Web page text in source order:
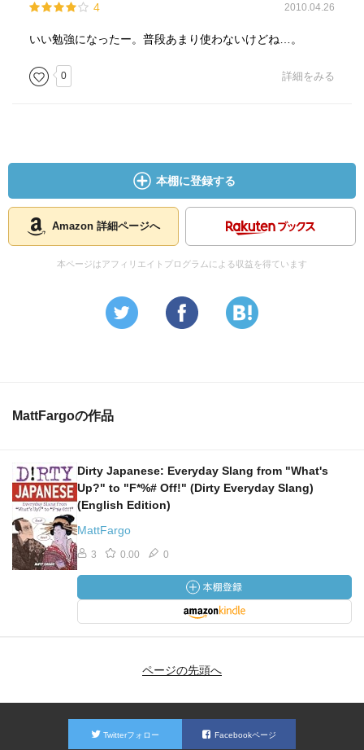
4 2010.04.26
いい勉強になったー。普段あまり使わないけどね…。
0 詳細をみる
本棚に登録する
Amazon 詳細ページへ
本ページはアフィリエイトプログラムによる収益を得ています
MattFargoの作品
Dirty Japanese: Everyday Slang from "What's
Up?" to "F*%# Off!" (Dirty Everyday Slang)
(English Edition)
MattFargo
3 0.00 0
ページの先頭へ
Twitterフォロー Facebookページ